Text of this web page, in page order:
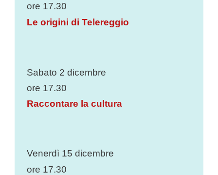
ore 17.30
Le origini di Telereggio
Sabato 2 dicembre
ore 17.30
Raccontare la cultura
Venerdì 15 dicembre
ore 17.30